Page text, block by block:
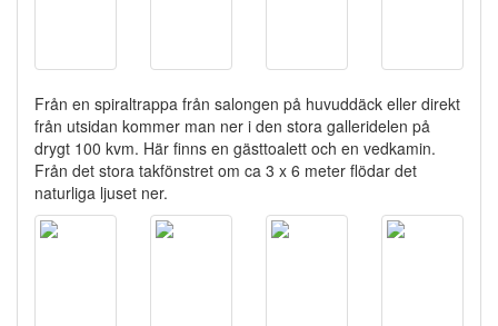
Från en spiraltrappa från salongen på huvuddäck eller direkt
från utsidan kommer man ner i den stora galleridelen på
drygt 100 kvm. Här finns en gästtoalett och en vedkamin.
Från det stora takfönstret om ca 3 x 6 meter flödar det
naturliga ljuset ner.